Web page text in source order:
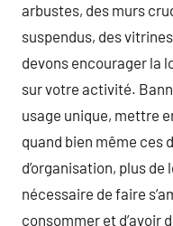
arbustes, des murs
suspendus, des
devons encourager la
sur votre activité.
usage unique, mettre
quand bien même ces
d’organisation, plus
nécessaire de faire
consommer et d’avoir